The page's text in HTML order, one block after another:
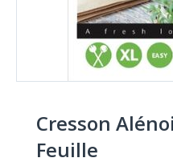
Cresson
Feuille